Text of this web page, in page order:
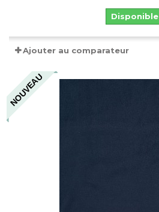
Disponible
Ajouter au comparateur
NOUVEAU